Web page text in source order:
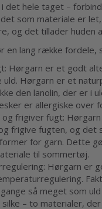
det hele taget –
som materiale er
og det tillader huden
en lang række fordele,
Hørgarn er et godt
uld. Hørgarn er et
den lanolin, der er i
er allergiske over
frigiver fugt: Hørgarn
frigive fugten, og det
for garn. Dette
til sommertøj.
Hørgarn er
så meget som
– to materialer,